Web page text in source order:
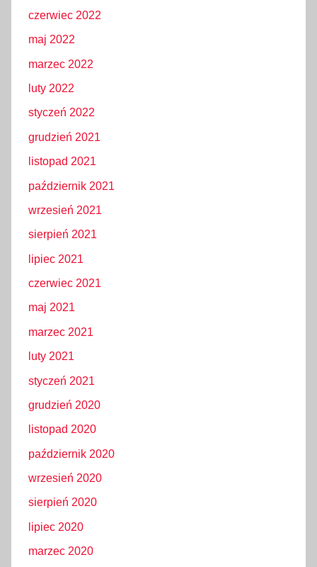
czerwiec 2022
maj 2022
marzec 2022
luty 2022
styczeń 2022
grudzień 2021
listopad 2021
październik 2021
wrzesień 2021
sierpień 2021
lipiec 2021
czerwiec 2021
maj 2021
marzec 2021
luty 2021
styczeń 2021
grudzień 2020
listopad 2020
październik 2020
wrzesień 2020
sierpień 2020
lipiec 2020
marzec 2020